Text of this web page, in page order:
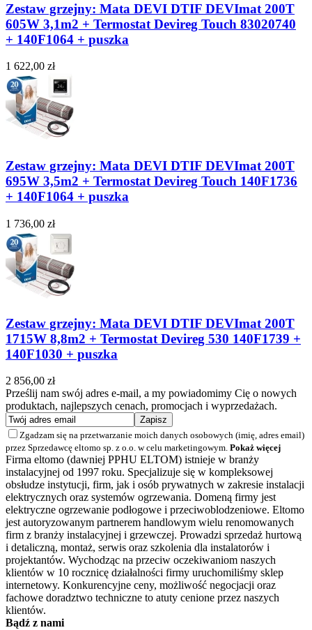
Zestaw grzejny: Mata DEVI DTIF DEVImat 200T
605W 3,1m2 + Termostat Devireg Touch 83020740
+ 140F1064 + puszka
1 622,00 zł
Zestaw grzejny: Mata DEVI DTIF DEVImat 200T
695W 3,5m2 + Termostat Devireg Touch 140F1736
+ 140F1064 + puszka
1 736,00 zł
Zestaw grzejny: Mata DEVI DTIF DEVImat 200T
1715W 8,8m2 + Termostat Devireg 530 140F1739 +
140F1030 + puszka
2 856,00 zł
Prześlij nam swój adres e-mail, a my powiadomimy Cię o nowych
produktach, najlepszych cenach, promocjach i wyprzedażach.
Zgadzam się na przetwarzanie moich danych osobowych (imię, adres email)
przez Sprzedawcę eltomo sp. z o.o. w celu marketingowym. Pokaż więcej
Firma eltomo (dawniej PPHU ELTOM) istnieje w branży
instalacyjnej od 1997 roku. Specjalizuje się w kompleksowej
obsłudze instytucji, firm, jak i osób prywatnych w zakresie instalacji
elektrycznych oraz systemów ogrzewania. Domeną firmy jest
elektryczne ogrzewanie podłogowe i przeciwoblodzeniowe. Eltomo
jest autoryzowanym partnerem handlowym wielu renomowanych
firm z branży instalacyjnej i grzewczej. Prowadzi sprzedaż hurtową
i detaliczną, montaż, serwis oraz szkolenia dla instalatorów i
projektantów. Wychodząc na przeciw oczekiwaniom naszych
klientów w 10 rocznicę działalności firmy uruchomiliśmy sklep
internetowy. Konkurencyjne ceny, możliwość negocjacji oraz
fachowe doradztwo techniczne to atuty cenione przez naszych
klientów.
Bądź z nami